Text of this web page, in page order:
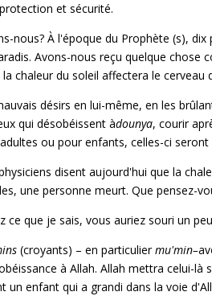
et sécurité.
nous? À l'époque du Prophète (s),
Avons-nous reçu quelque
chaleur du soleil affectera le cerveau
désirs en lui-même, en les
qui désobéissent àdounya, courir
ou pour enfants, celles-ci seront
disent aujourd'hui que la
une personne meurt. Que pensez-
ce que je sais, vous auriez souri un
(croyants) – en particuliermu'min–
à Allah. Allah mettra celui-
un enfant qui a grandi dans la voie